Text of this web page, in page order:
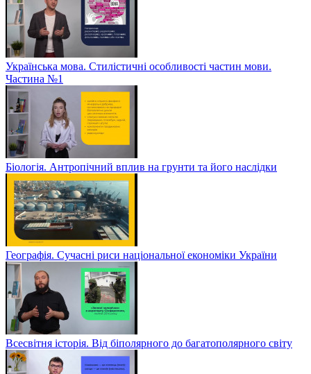
Українська мова. Стилістичні особливості частин мови.
Частина №1
Біологія. Антропічний вплив на грунти та його наслідки
Географія. Сучасні риси національної економіки України
Всесвітня історія. Від біполярного до багатополярного світу